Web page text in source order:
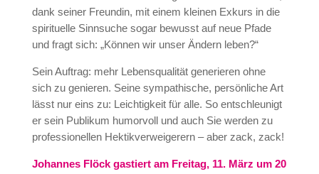
dank seiner Freundin, mit einem kleinen Exkurs in die
spirituelle Sinnsuche sogar bewusst auf neue Pfade
und fragt sich: „Können wir unser Ändern leben?“
Sein Auftrag: mehr Lebensqualität generieren ohne
sich zu genieren. Seine sympathische, persönliche Art
lässt nur eins zu: Leichtigkeit für alle. So entschleunigt
er sein Publikum humorvoll und auch Sie werden zu
professionellen Hektikverweigerern – aber zack, zack!
Johannes Flöck gastiert am Freitag, 11. März um 20